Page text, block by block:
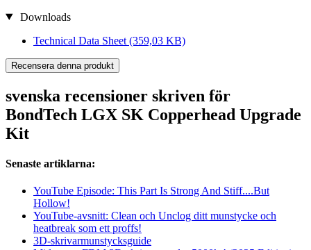
Downloads
Technical Data Sheet (359,03 KB)
Recensera denna produkt
svenska recensioner skriven för
BondTech LGX SK Copperhead Upgrade
Kit
Senaste artiklarna:
YouTube Episode: This Part Is Strong And Stiff....But
Hollow!
YouTube-avsnitt: Clean och Unclog ditt munstycke och
heatbreak som ett proffs!
3D-skrivarmunstycksguide